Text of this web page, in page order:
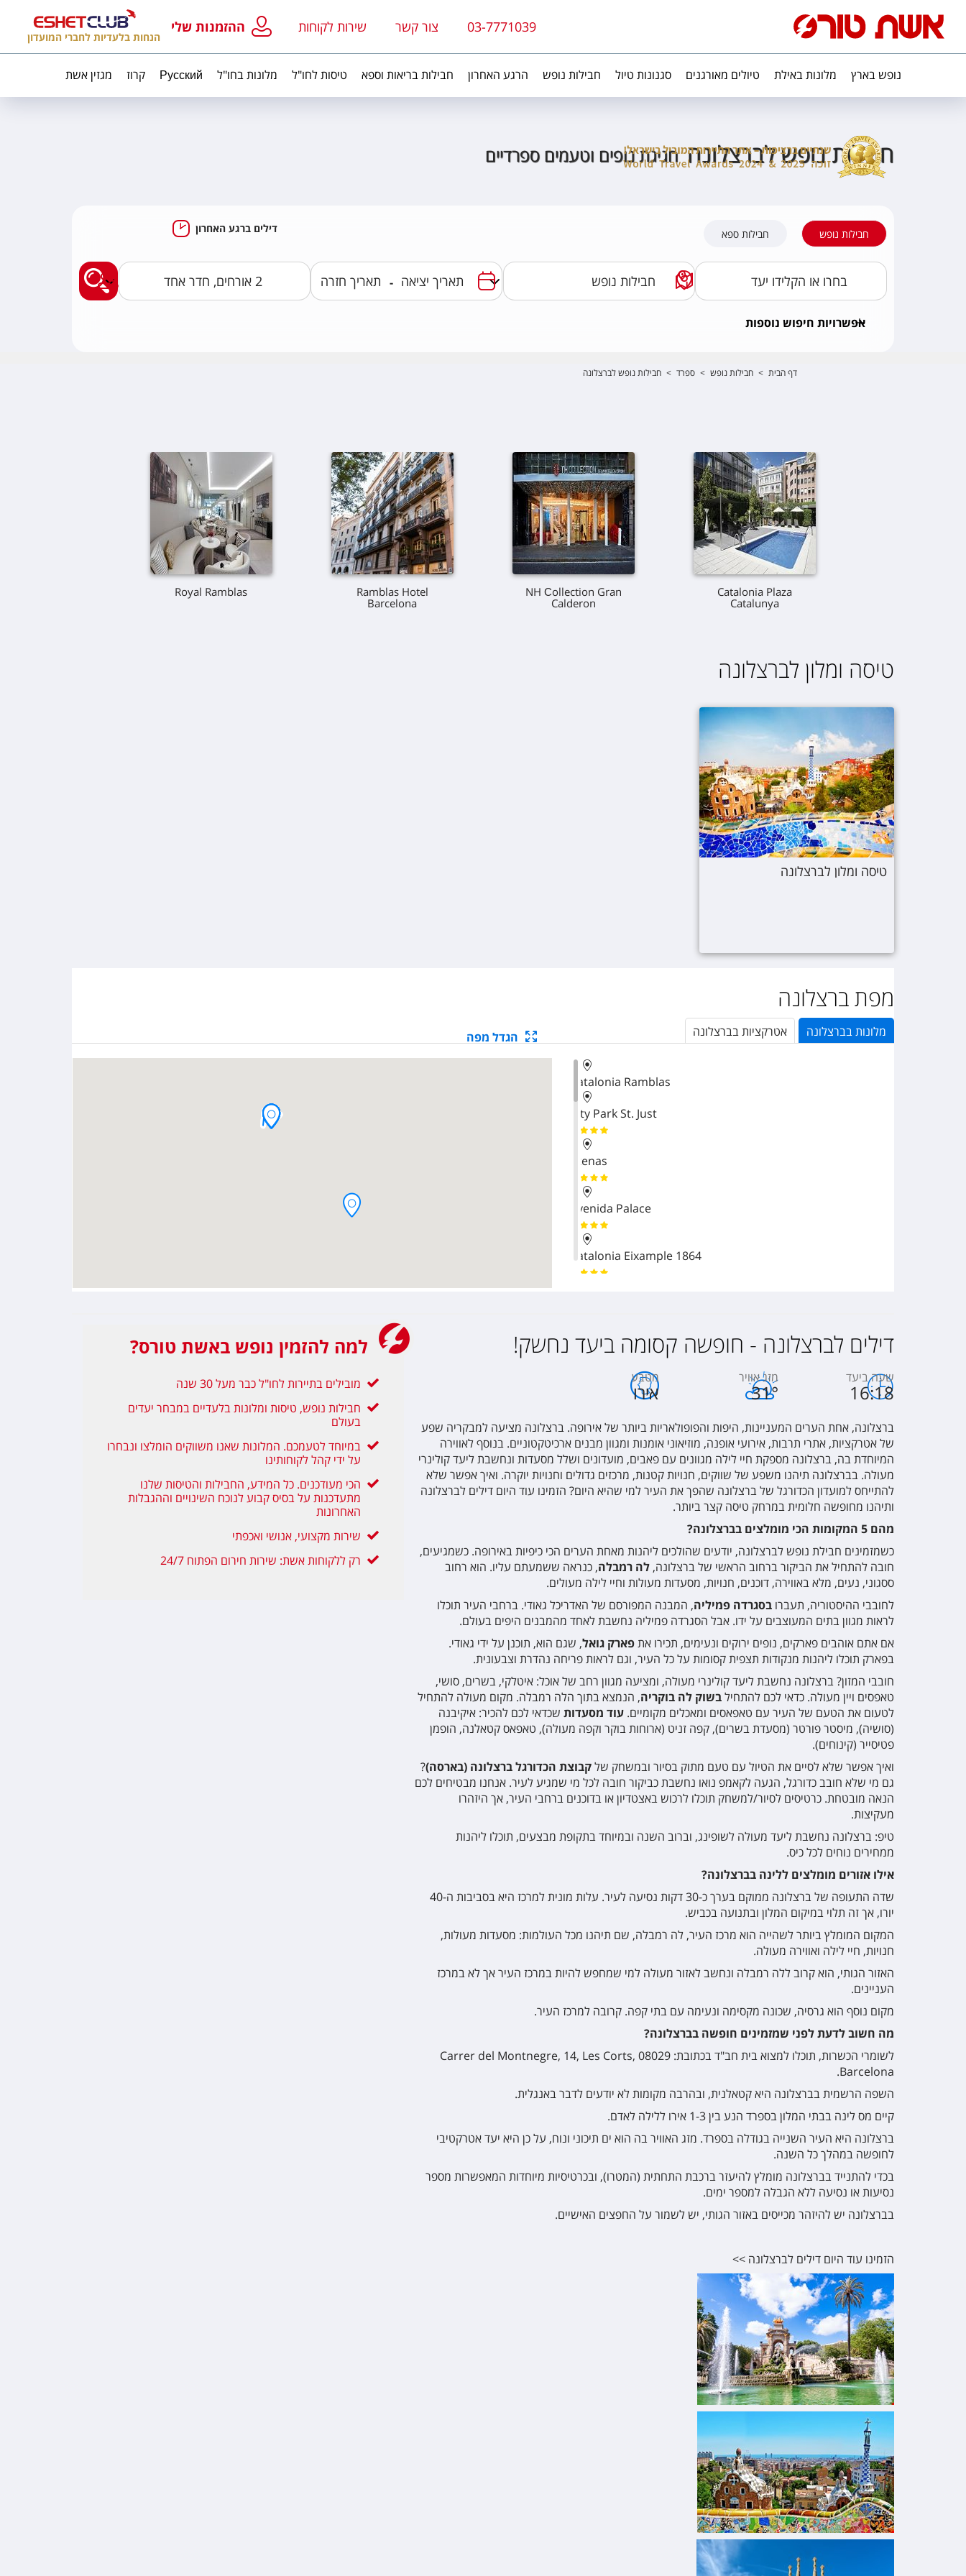
03-7771039 צור קשר שירות לקוחות ההזמנות שלי
הנחות בלעדיות לחברי המועדון
נופש בארץ מלונות באילת טיולים מאורגנים סגנונות טיול חבילות נופש הרגע האחרון חבילות בריאות וספא טיסות לחו"ל מלונות בחו"ל Русский קרוז מגזין אשת
חבילות נופש לברצלונה חגיגת נופים וטעמים ספרדיים
חבילות נופש חבילות ספא דילים ברגע האחרון
-
מצאו לי חבילות
אפשרויות חיפוש נוספות
דף הבית > חבילות נופש > ספרד > חבילות נופש לברצלונה
Catalonia Plaza
Catalunya
NH Сollection Gran
Calderon
Ramblas Hotel
Barcelona
Royal Ramblas
טיסה ומלון לברצלונה
טיסה ומלון לברצלונה
מפת ברצלונה
מלונותבברצלונה אטרקציות בברצלונה
Catalonia Ramblas
City Park St. Just
Atenas
Avenida Palace
Catalonia Eixample 1864
Gotico
Catalonia Barcelona Plaza
Rialto
Rivoli Ramblas
Medinaceli
Catalonia Sagrada Familia
Barcino
Rafael Badalona
Catalonia Park Putxet
Sansi Diputacio
Exe Mitre
Leonardo Boutique Hotel Barcelona Sagrada Familia
הגדל מפה
דילים לברצלונה - חופשה קסומה ביעד נחשק!
שעה ביעד
16:18
מזג אוויר
31°
מטבע
אירו
ברצלונה, אחת הערים המעניינות, היפות והפופולאריות ביותר של אירופה. ברצלונה מציעה למבקריה שפע
של אטרקציות, אתרי תרבות, אירועי אופנה, מוזיאוני אומנות ומגוון מבנים ארכיטקטוניים. בנוסף לאווירה
המיוחדת בה, ברצלונה מספקת חיי לילה מגוונים עם פאבים, מועדונים ושלל מסעדות ונחשבת ליעד קולינרי
מעולה. בברצלונה תיהנו משפע של שווקים, חנויות קטנות, מרכזים גדולים וחנויות יוקרה. ואיך אפשר שלא
להתייחס למועדון הכדורגל של ברצלונה שהפך את העיר למי שהיא היום? הזמינו עוד היום דילים לברצלונה
ותיהנו מחופשה חלומית במרחק טיסה קצר ביותר.
מהם 5 המקומות הכי מומלצים בברצלונה?
כשמזמינים חבילת נופש לברצלונה, יודעים שהולכים ליהנות מאחת הערים הכי כיפיות באירופה. כשמגיעים,
חובה להתחיל את הביקור ברחוב הראשי של ברצלונה, לה רמבלה, כנראה ששמעתם עליו. הוא רחוב
ססגוני, נעים, מלא באווירה, דוכנים, חנויות, מסעדות מעולות וחיי לילה מעולים.
לחובבי ההיסטוריה, תעברו בסגרדה פמיליה, המבנה המפורסם של האדריכל גאודי. ברחבי העיר תוכלו
לראות מגוון בתים המעוצבים על ידו. אבל הסגרדה פמיליה נחשבת לאחד מהמבנים היפים בעולם.
אם אתם אוהבים פארקים, נופים ירוקים ונעימים, תכירו אתפארק גואל, שגם הוא, תוכנן על ידי גאודי.
בפארק תוכלו ליהנות מנקודות תצפית קסומות על כל העיר, וגם לראות פריחה נהדרת וצבעונית.
חובבי המזון? ברצלונה נחשבת ליעד קולינרי מעולה, ומציעה מגוון רחב של אוכל: איטלקי, בשרים, סושי,
טאפסים ויין מעולה. כדאי לכם להתחילבשוק לה בוקריה, הנמצא בתוך הלה רמבלה. מקום מעולה להתחיל
לטעום את הטעם של העיר עם טאפאסים ומאכלים מקומיים. עוד מסעדות שכדאי לכם להכיר: איקיבנה
(סושיה), מיסטר פורטר (מסעדת בשרים), קפה זניט (ארוחות בוקר וקפה מעולה), טאפאס קטאלנה, הופמן
פטיסייר (קינוחים).
ואיך אפשר שלא לסיים את הטיול עם טעם מתוק בסיור ובמשחק שלקבוצת הכדורגל ברצלונה (בארסה)?
גם מי שלא חובב כדורגל, הגעה לקאמפ נואו נחשבת כביקור חובה לכל מי שמגיע לעיר. אנחנו מבטיחים לכם
הנאה מובטחת. כרטיסים לסיור/למשחק תוכלו לרכוש באצטדיון או בדוכנים ברחבי העיר, אך היזהרו
מעקיצות.
טיפ: ברצלונה נחשבת ליעד מעולה לשופינג, וברוב השנה ובמיוחד בתקופת מבצעים, תוכלו ליהנות
ממחירים נוחים לכל כיס.
אילו אזורים מומלצים ללינה בברצלונה?
שדה התעופה של ברצלונה ממוקם בערך כ-30 דקות נסיעה לעיר. עלות מונית למרכז היא בסביבות ה-40
יורו, אך זה תלוי במיקום המלון ובתנועה בכביש.
המקום המומלץ ביותר לשהייה הוא מרכז העיר, לה רמבלה, שם תיהנו מכל העולמות: מסעדות מעולות,
חנויות, חיי לילה ואווירה מעולה.
האזור הגותי, הוא קרוב ללה רמבלה ונחשב לאזור מעולה למי שמחפש להיות במרכז העיר אך לא במרכז
העניינים.
מקום נוסף הוא גרסיה, שכונה מקסימה ונעימה עם בתי קפה. קרובה למרכז העיר.
מה חשוב לדעת לפני שמזמינים חופשה בברצלונה?
לשומרי הכשרות, תוכלו למצוא בית חב"ד בכתובת: Carrer del Montnegre, 14, Les Corts, 08029
Barcelona.
השפה הרשמית בברצלונה היא קטאלנית, ובהרבה מקומות לא יודעים לדבר באנגלית.
קיים מס לינה בבתי המלון בספרד הנע בין 1-3 אירו ללילה לאדם.
ברצלונה היא העיר השנייה בגודלה בספרד. מזג האוויר בה הוא ים תיכוני ונוח, על כן היא יעד אטרקטיבי
לחופשה במהלך כל השנה.
בכדי להתנייד בברצלונה מומלץ להיעזר ברכבת התחתית (המטרו), ובכרטיסיות מיוחדות המאפשרות מספר
נסיעות או נסיעה ללא הגבלה למספר ימים.
בברצלונה יש להיזהר מכייסים באזור הגותי, יש לשמור על החפצים האישיים.
הזמינו עוד היום דילים לברצלונה >>
למה להזמין נופש באשת טורס?
מובילים בתיירות לחו"ל כבר מעל 30 שנה
חבילות נופש, טיסות ומלונות בלעדיים במבחר יעדים
בעולם
במיוחד לטעמכם. המלונות שאנו משווקים הומלצו ונבחרו
על ידי קהל לקוחותינו
הכי מעודכנים. כל המידע, החבילות והטיסות שלנו
מתעדכנות על בסיס קבוע לנוכח השינויים וההגבלות
האחרונות
שירות מקצועי, אנושי ואכפתי
רק ללקוחות אשת: שירות חירום הפתוח 24/7